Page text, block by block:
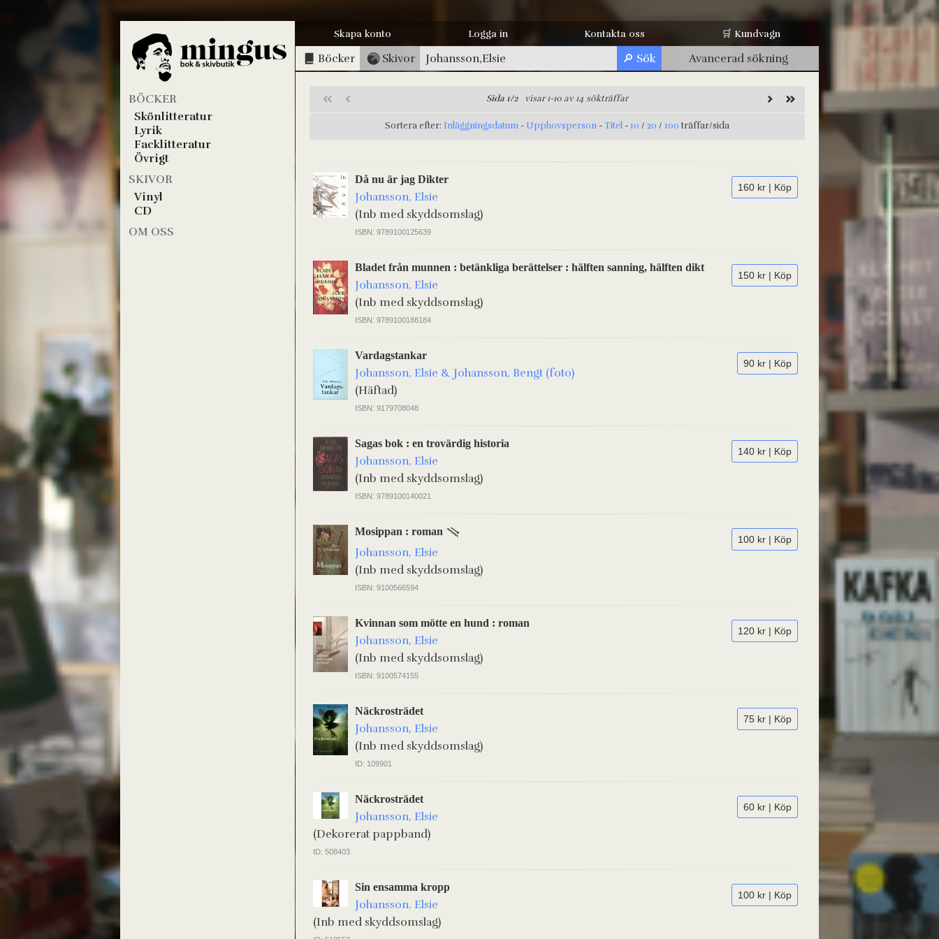
BÖCKER
Skönlitteratur
Lyrik
Facklitteratur
Övrigt
SKIVOR
Vinyl
CD
OM OSS
Skapa konto Logga in Kontakta oss 🛒 Kundvagn
Böcker Skivor Avancerad sökning
Sida 1/2 visar 1-10 av 14 sökträffar
Sortera efter: Inläggningsdatum - Upphovsperson -Titel - 10 / 20 / 100 träffar/sida
160 kr | Köp
Då nu är jag Dikter
Johansson, Elsie
(Inb med skyddsomslag)
ISBN: 9789100125639
150 kr | Köp
Bladet från munnen : betänkliga berättelser : hälften sanning, hälften dikt
Johansson, Elsie
(Inb med skyddsomslag)
ISBN: 9789100188184
90 kr | Köp
Vardagstankar
Johansson, Elsie & Johansson, Bengt (foto)
(Häftad)
ISBN: 9179708048
140 kr | Köp
Sagas bok : en trovärdig historia
Johansson, Elsie
(Inb med skyddsomslag)
ISBN: 9789100140021
100 kr | Köp
Mosippan : roman
Johansson, Elsie
(Inb med skyddsomslag)
ISBN: 9100566594
120 kr | Köp
Kvinnan som mötte en hund : roman
Johansson, Elsie
(Inb med skyddsomslag)
ISBN: 9100574155
75 kr | Köp
Näckrosträdet
Johansson, Elsie
(Inb med skyddsomslag)
ID: 109901
60 kr | Köp
Näckrosträdet
Johansson, Elsie
(Dekorerat pappband)
ID: 508403
100 kr | Köp
Sin ensamma kropp
Johansson. Elsie
(Inb med skyddsomslag)